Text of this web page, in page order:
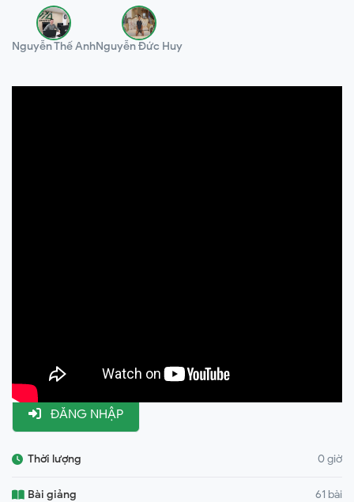
Nguyễn Thế AnhNguyễn Đức Huy
2,000,000 ₫
ĐĂNG NHẬP
Thời lượng 0 giờ
Bài giảng 61 bài